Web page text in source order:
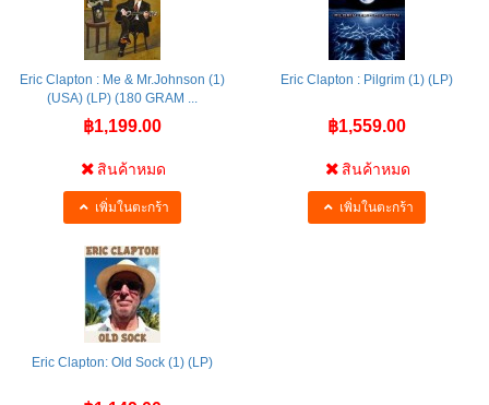
Eric Clapton : Me & Mr.Johnson (1)
(USA) (LP) (180 GRAM ...
฿1,199.00
สินค้าหมด
เพิ่มในตะกร้า
Eric Clapton : Pilgrim (1) (LP)
฿1,559.00
สินค้าหมด
เพิ่มในตะกร้า
Eric Clapton: Old Sock (1) (LP)